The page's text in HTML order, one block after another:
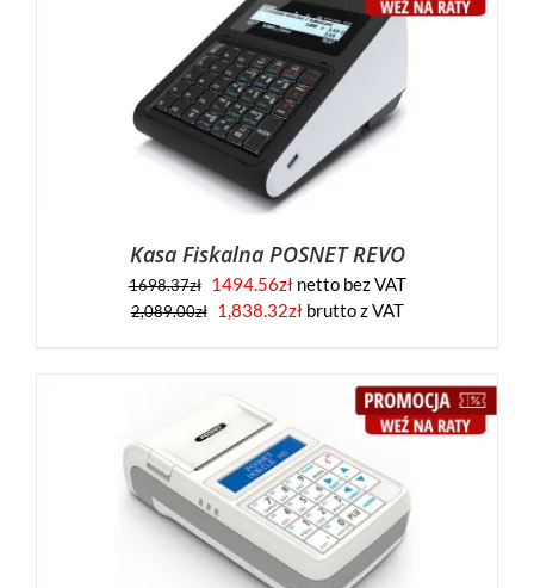
Kasa Fiskalna POSNET REVO
1698.37zł 1494.56złnetto bez VAT
2,089.00zł Pierwotna
1,838.32złAktualna
1,838.32zł.
brutto z VAT